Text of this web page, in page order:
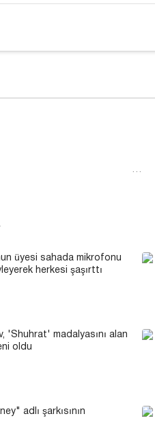
…
üyesi sahada mikrofonu
herkesi şaşırttı
'Shuhrat' madalyasını alan
oldu
adlı şarkısının